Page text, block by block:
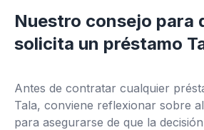
Nuestro consejo para
solicita un préstamo
Antes de contratar cualquier
Tala, conviene reflexionar sobre
para asegurarse de que la